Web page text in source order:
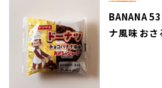
BANANA
ナ風味 お